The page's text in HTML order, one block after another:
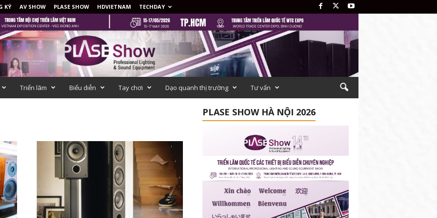
KÝ AV SHOW PLASE SHOW HDVIETNAM TECHDAY
Triển lãm Biểu diễn Tay chơi Dạo quanh thị trường Tư vấn
PLASE SHOW HÀ NỘI 2026